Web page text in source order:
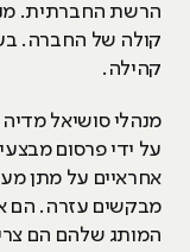
הרשת החברתית.
קהילה.
מנהלי סושיאל
על ידי פרסום
אחראיים על מתן
מבקשים עזרה. הם
המותג שלהם הם